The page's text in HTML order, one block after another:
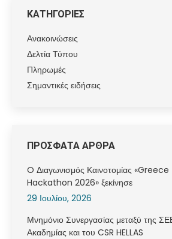
ΚΑΤΗΓΟΡΙΕΣ
Ανακοινώσεις
Δελτία Τύπου
Πληρωμές
Σημαντικές ειδήσεις
ΠΡΟΣΦΑΤΑ ΑΡΘΡΑ
O Διαγωνισμός Καινοτομίας
Hackathon 2026» ξεκίνησε
29 Ιουλίου, 2026
Μνημόνιο Συνεργασίας μεταξύ της
Ακαδημίας και του CSR HELLAS